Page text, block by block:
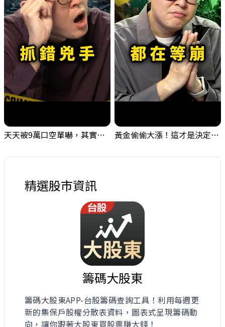
天天被9萬口空單嚇，其實你盯錯地方了｜Mr.Jimmy高志銘 #台股 #外資期貨 #融資 黃金偷偷大漲！這才是決定台股生死的「真風向球」！｜Mr.Jimmy高志銘 #黃金 #美元指數 #聯準會
精選股市資訊
籌碼大股東
籌碼大股東APP-台股籌碼查詢工具！利用每週更
新的集保戶股權分散表資料，圖表式呈現籌碼動
向，讓你跟著大股東買股票賺大錢！